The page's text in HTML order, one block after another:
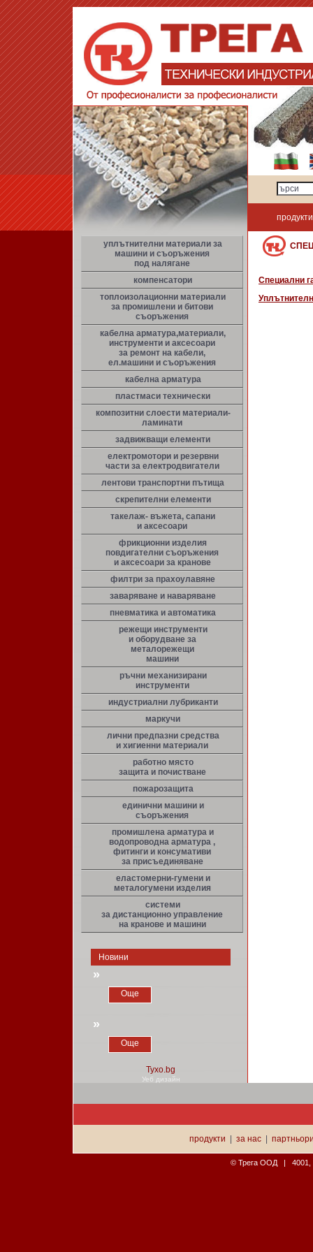
продукти
уплътнителни материали за
машини и съоръжения
под налягане
компенсатори
топлоизолационни материали
за промишлени и битови
съоръжения
кабелна арматура,материали,
инструменти и аксесоари
за ремонт на кабели,
ел.машини и съоръжения
кабелна арматура
пластмаси технически
композитни слоести материали-
ламинати
задвижващи елементи
електромотори и резервни
части за електродвигатели
лентови транспортни пътища
скрепителни елементи
такелаж- въжета, сапани
и аксесоари
фрикционни изделия
повдигателни съоръжения
и аксесоари за кранове
филтри за прахоулавяне
заваряване и наваряване
пневматика и автоматика
режещи инструменти
и оборудване за
металорежещи
машини
ръчни механизирани
инструменти
индустриални лубриканти
маркучи
лични предпазни средства
и хигиенни материали
работно място
защита и почистване
пожарозащита
единични машини и
съоръжения
промишлена арматура и
водопроводна арматура ,
фитинги и консумативи
за присъединяване
еластомерни-гумени и
металогумени изделия
системи
за дистанционно управление
на кранове и машини
Новини
»
Още
»
Още
Уеб дизайн
Специални
продукти за нас|
© Трега ООД | 4001,